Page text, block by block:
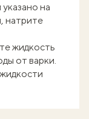
на
натрите
жидкость
от варки.